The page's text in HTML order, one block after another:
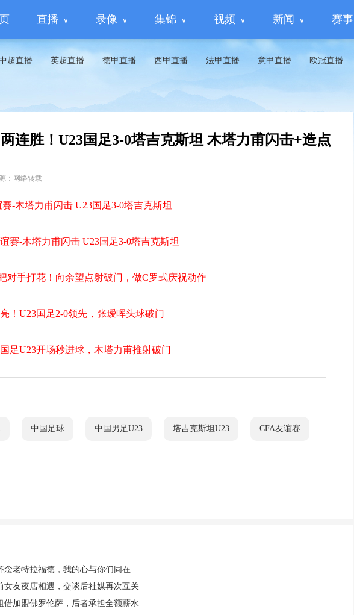
直播 录像 集锦 视频 新闻 赛事
超直播 英超直播 德甲直播 西甲直播 法甲直播 意甲直播 欧冠直播
连胜！U23国足3-0塔吉克斯坦 木塔力甫闪击+造点
：网络转载
-木塔力甫闪击 U23国足3-0塔吉克斯坦
赛-木塔力甫闪击 U23国足3-0塔吉克斯坦
对手打花！向余望点射破门，做C罗式庆祝动作
！U23国足2-0领先，张瑷晖头球破门
足U23开场秒进球，木塔力甫推射破门
中国足球 中国男足U23 塔吉克斯坦U23 CFA友谊赛
念老特拉福德，我的心与你们同在
女友夜店相遇，交谈后社媒再次互关
借加盟佛罗伦萨，后者承担全额薪水